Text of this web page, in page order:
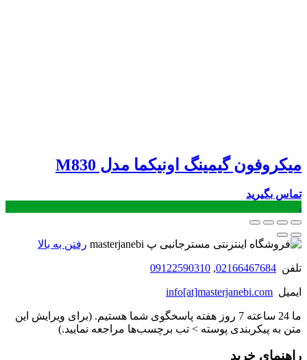
میکروفون گیمینگ اونیکما مدل M830
تماس بگیرید
.
رفتن به بالا
تلفن 02166467684
,
09122590310
ایمیل info[at]masterjanebi.com
ما 24 ساعته 7 روز هفته پاسخگوی شما هستیم. (برای ویرایش این
متن به پیکربندی پوسته > تب برچسب‌ها مراجعه نمایید.)
راهنمای خرید